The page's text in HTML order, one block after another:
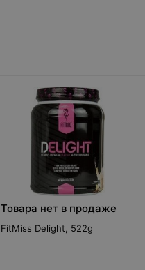
Товара нет в продаже
FitMiss Delight, 522g